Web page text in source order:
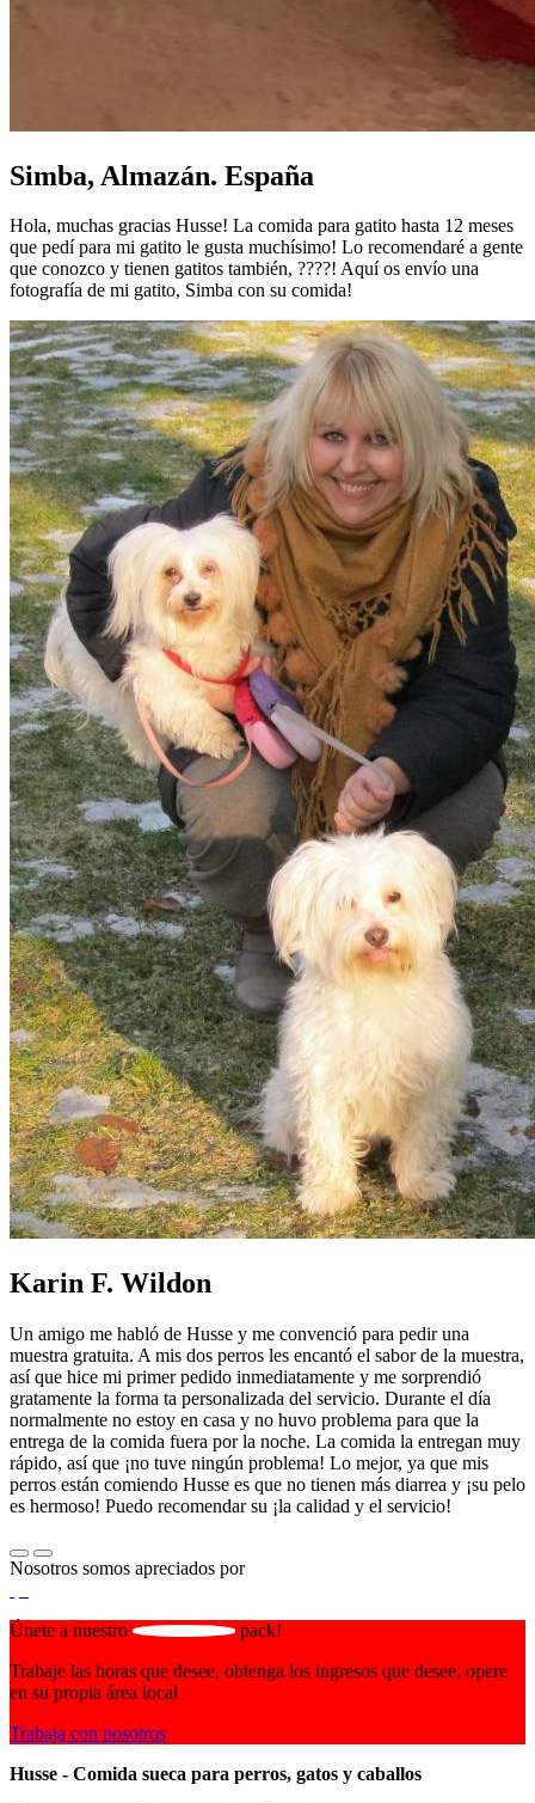
Simba, Almazán. España
Hola, muchas gracias Husse! La comida para gatito hasta 12 meses
que pedí para mi gatito le gusta muchísimo! Lo recomendaré a gente
que conozco y tienen gatitos también, ????! Aquí os envío una
fotografía de mi gatito, Simba con su comida!
Karin F. Wildon
Un amigo me habló de Husse y me convenció para pedir una
muestra gratuita. A mis dos perros les encantó el sabor de la muestra,
así que hice mi primer pedido inmediatamente y me sorprendió
gratamente la forma ta personalizada del servicio. Durante el día
normalmente no estoy en casa y no huvo problema para que la
entrega de la comida fuera por la noche. La comida la entregan muy
rápido, así que ¡no tuve ningún problema! Lo mejor, ya que mis
perros están comiendo Husse es que no tienen más diarrea y ¡su pelo
es hermoso! Puedo recomendar su ¡la calidad y el servicio!
Nosotros somos apreciados por
Únete a nuestro
pack!
Trabaje las horas que desee, obtenga los ingresos que desee, opere
en su propia área local
Trabaja con nosotros
Husse - Comida sueca para perros, gatos y caballos